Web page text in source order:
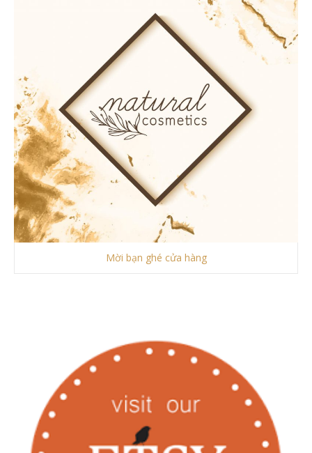
Mời bạn ghé cửa hàng